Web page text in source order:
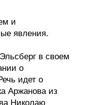
и
явления.
в своем
о
идет о
Аржанова из
Николаю